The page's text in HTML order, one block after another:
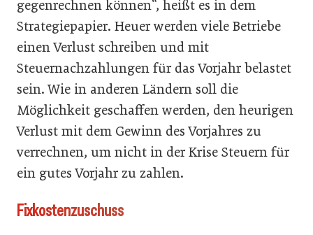
gegenrechnen können“, heißt es in dem
Strategiepapier. Heuer werden viele Betriebe
einen Verlust schreiben und mit
Steuernachzahlungen für das Vorjahr belastet
sein. Wie in anderen Ländern soll die
Möglichkeit geschaffen werden, den heurigen
Verlust mit dem Gewinn des Vorjahres zu
verrechnen, um nicht in der Krise Steuern für
ein gutes Vorjahr zu zahlen.
Fixkostenzuschuss